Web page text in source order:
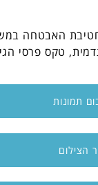
האבטחה
תדמית, טקס פרסי
תמונות
הצילום